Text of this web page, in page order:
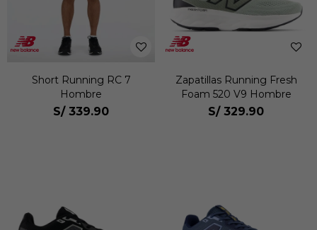
Short Running RC 7
Hombre
S/ 339.90
Zapatillas Running Fresh
Foam 520 V9 Hombre
S/ 329.90